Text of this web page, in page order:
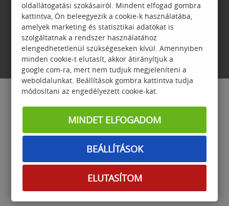
GARANCIA
JELENTKEZÉSI
FELTÉTELEK
Számalk Oktatási és Informatikai Zrt.
1118 Budapest, Dayka Gábor u. 3.
Felnőttképzési nyilvántartási száma: B/2020/000703
Felnőttképzési engedélyszám:E/2021/000172
oldallátogatási szokásairól. Mindent elfogad gombra
kattintva, Ön beleegyezik a cookie-k használatába,
amelyek marketing és statisztikai adatokat is
szolgáltatnak a rendszer használatához
elengedhetetlenül szükségeseken kívül. Amennyiben
minden cookie-t elutasít, akkor átirányítjuk a
google.com-ra, mert nem tudjuk megjeleníteni a
weboldalunkat. Beállítások gombra kattintva tudja
módosítani az engedélyezett cookie-kat.
MINDET ELFOGADOM
BEÁLLÍTÁSOK
ELUTASÍTOM